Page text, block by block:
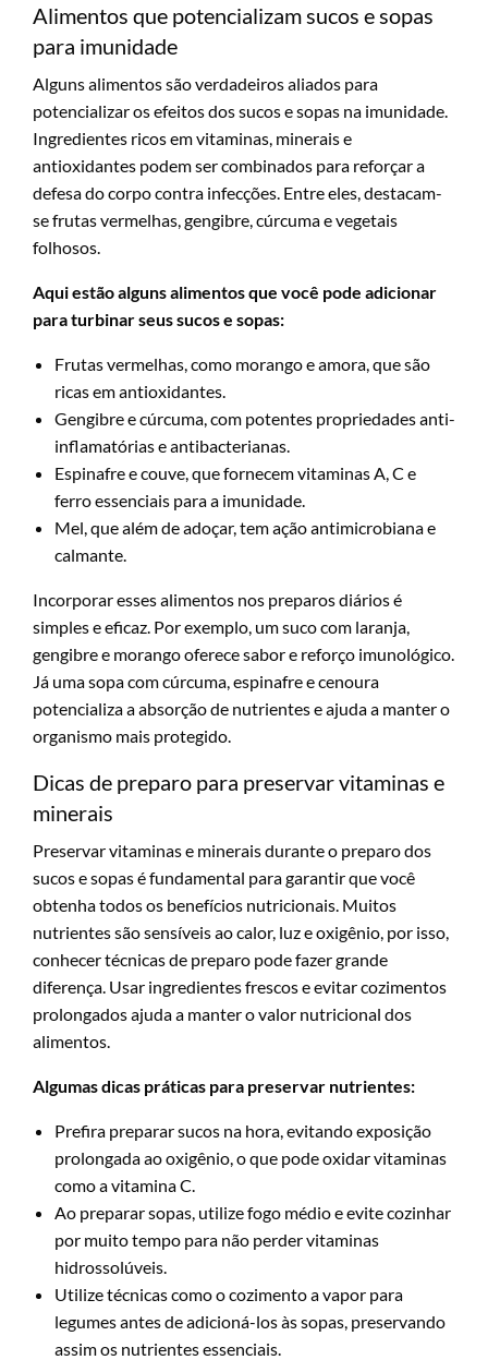
Alimentos que potencializam sucos e sopas
para imunidade
Alguns alimentos são verdadeiros aliados para
potencializar os efeitos dos sucos e sopas na imunidade.
Ingredientes ricos em vitaminas, minerais e
antioxidantes podem ser combinados para reforçar a
defesa do corpo contra infecções. Entre eles, destacam-
se frutas vermelhas, gengibre, cúrcuma e vegetais
folhosos.
Aqui estão alguns alimentos que você pode adicionar
para turbinar seus sucos e sopas:
Frutas vermelhas, como morango e amora, que são
ricas em antioxidantes.
Gengibre e cúrcuma, com potentes propriedades anti-
inflamatórias e antibacterianas.
Espinafre e couve, que fornecem vitaminas A, C e
ferro essenciais para a imunidade.
Mel, que além de adoçar, tem ação antimicrobiana e
calmante.
Incorporar esses alimentos nos preparos diários é
simples e eficaz. Por exemplo, um suco com laranja,
gengibre e morango oferece sabor e reforço imunológico.
Já uma sopa com cúrcuma, espinafre e cenoura
potencializa a absorção de nutrientes e ajuda a manter o
organismo mais protegido.
Dicas de preparo para preservar vitaminas e
minerais
Preservar vitaminas e minerais durante o preparo dos
sucos e sopas é fundamental para garantir que você
obtenha todos os benefícios nutricionais. Muitos
nutrientes são sensíveis ao calor, luz e oxigênio, por isso,
conhecer técnicas de preparo pode fazer grande
diferença. Usar ingredientes frescos e evitar cozimentos
prolongados ajuda a manter o valor nutricional dos
alimentos.
Algumas dicas práticas para preservar nutrientes:
Prefira preparar sucos na hora, evitando exposição
prolongada ao oxigênio, o que pode oxidar vitaminas
como a vitamina C.
Ao preparar sopas, utilize fogo médio e evite cozinhar
por muito tempo para não perder vitaminas
hidrossolúveis.
Utilize técnicas como o cozimento a vapor para
legumes antes de adicioná-los às sopas, preservando
assim os nutrientes essenciais.